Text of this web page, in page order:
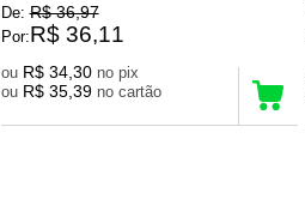
De: R$ 36,97
Por:R$ 36,11
ou R$ 34,30
no pix
ou R$ 35,39 no cartão